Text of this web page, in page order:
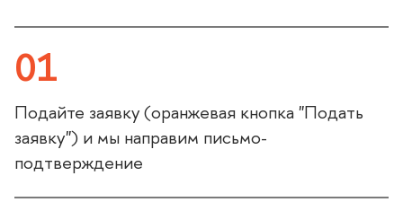
01
Подайте заявку (оранжевая кнопка "Подать
заявку") и мы направим письмо-
подтверждение